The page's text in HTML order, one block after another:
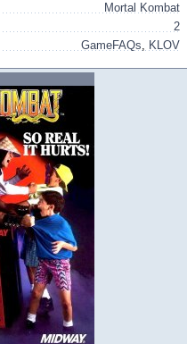
Mortal Kombat
2
GameFAQs, KLOV